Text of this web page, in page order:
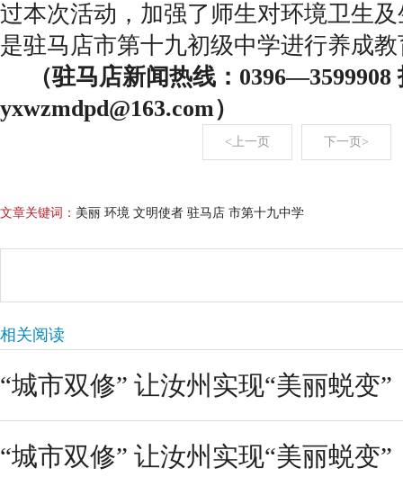
过本次活动，加强了师生对环境卫生
是驻马店市第十九初级中学进行养成
（驻马店新闻热线：0396—3599908
yxwzmdpd@163.com）
<上一页 下一页>
文章关键词： 美丽 环境 文明使者 驻马店 市第十九中学
相关阅读
“城市双修” 让汝州实现“美丽蜕变”
“城市双修” 让汝州实现“美丽蜕变”